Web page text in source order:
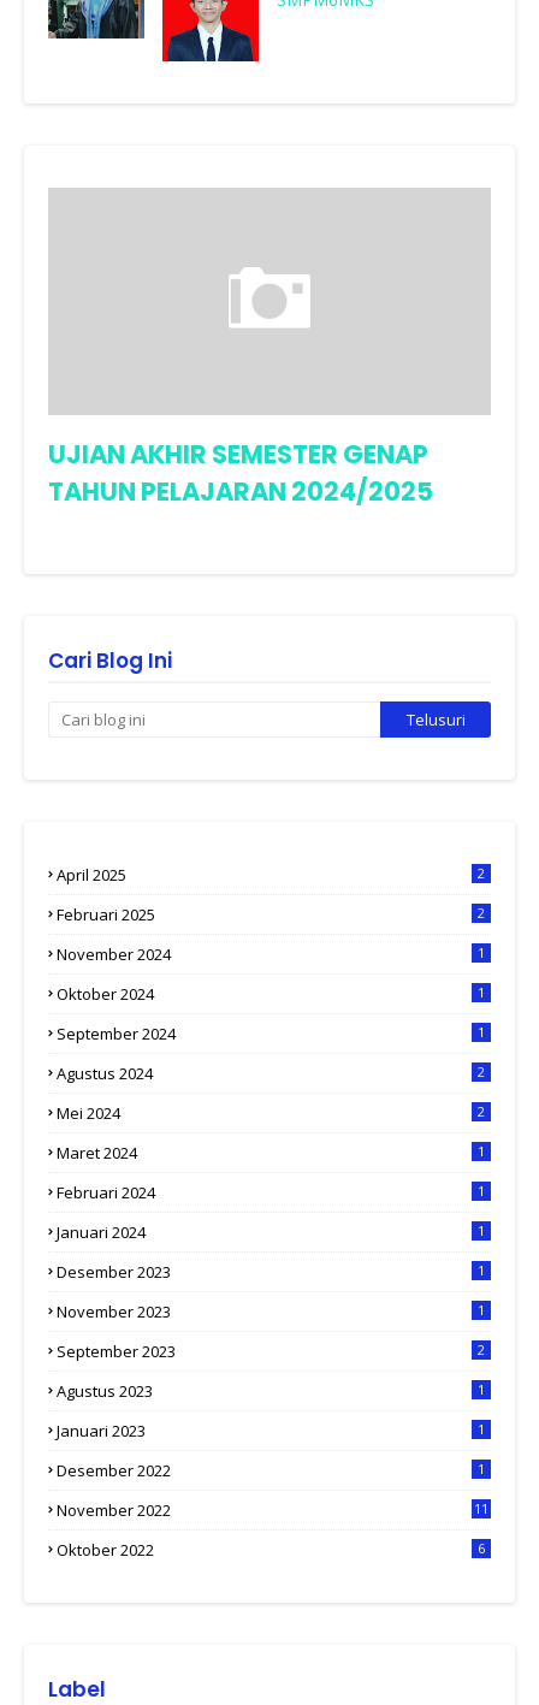
UJIAN AKHIR SEMESTER GENAP
TAHUN PELAJARAN 2024/2025
Cari Blog Ini
April 2025 2
Februari 2025 2
November 2024 1
Oktober 2024 1
September 2024 1
Agustus 2024 2
Mei 2024 2
Maret 2024 1
Februari 2024 1
Januari 2024 1
Desember 2023 1
November 2023 1
September 2023 2
Agustus 2023 1
Januari 2023 1
Desember 2022 1
November 2022 11
Oktober 2022 6
Label